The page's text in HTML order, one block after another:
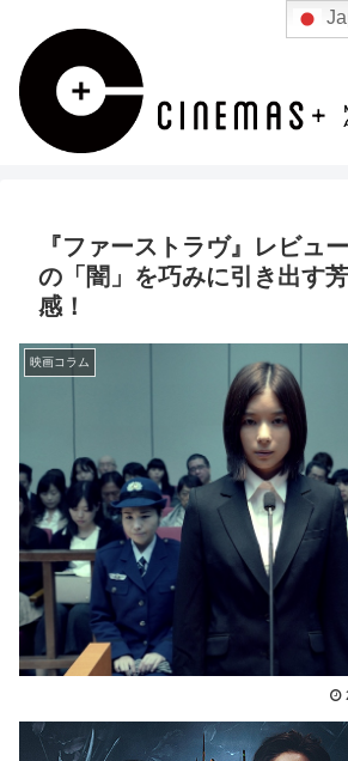
『ファーストラヴ』レビュ
の「闇」を巧みに引き出す
感！
映画コラム